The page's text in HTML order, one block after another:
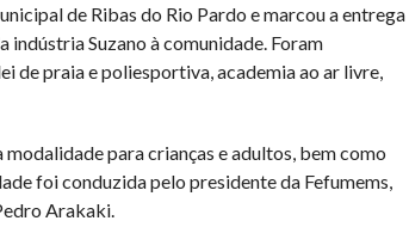
de Ribas do Rio Pardo e marcou a entrega
indústria Suzano à comunidade. Foram
de praia e poliesportiva, academia ao ar livre,
para crianças e adultos, bem como
foi conduzida pelo presidente da Fefumems,
Arakaki.